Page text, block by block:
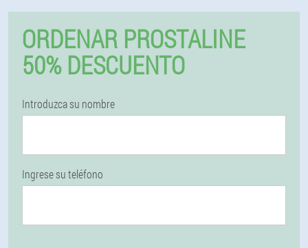
ORDENAR PROSTALINE
50% DESCUENTO
Introduzca su nombre
Ingrese su teléfono